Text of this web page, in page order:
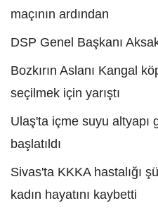
maçının ardından
DSP Genel Başkanı
Bozkırın Aslanı Kangal
seçilmek için yarıştı
Ulaş'ta içme suyu altyapı
başlatıldı
Sivas'ta KKKA hastalığı
kadın hayatını kaybetti